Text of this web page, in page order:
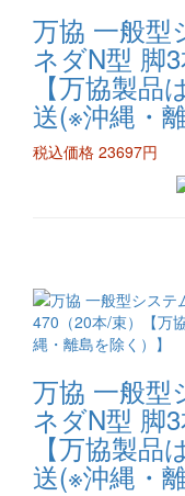
万協 一般型
ネダN型 脚3
【万協製品
送(※沖縄・
税込価格 23697円
万協 一般型
ネダN型 脚3
【万協製品
送(※沖縄・